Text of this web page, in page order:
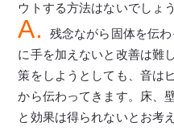
ウトする方法はないでしょう
A.
残念ながら固体を伝
に手を加えないと改善は難
策をしようとしても、音は
から伝わってきます。床、
と効果は得られないとお考